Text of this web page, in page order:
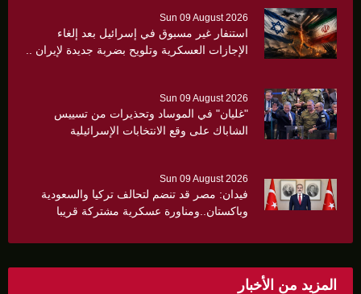
Sun 09 August 2026
استنفار غير مسبوق في إسرائيل بعد إلغاء
الإجازات العسكرية وتلويح بضربة جديدة لإيران ..
Sun 09 August 2026
"غليان" في الموساد وتحذيرات من تسييس
الشاباك على وقع الانتخابات الإسرائيلية
Sun 09 August 2026
فيدان: مصر قد تنضم لتحالف تركيا والسعودية
وباكستان..ومناورة عسكرية مشتركة قريبا
المزيد من الأخبار